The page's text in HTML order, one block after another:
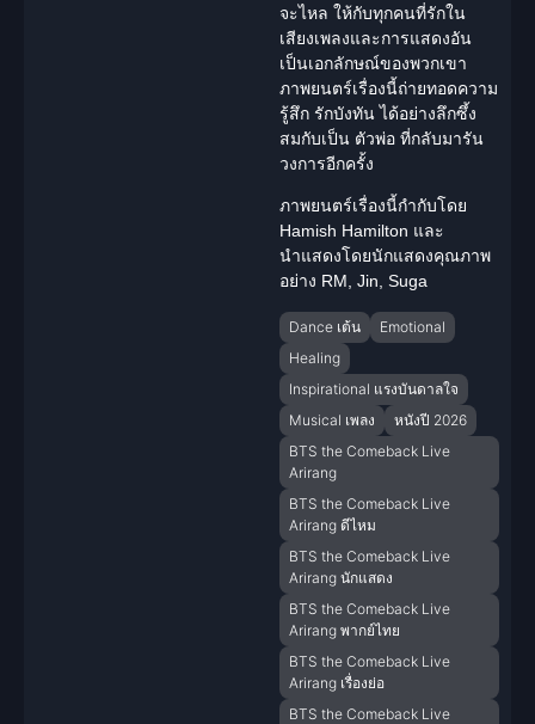
จะไหล ให้กับทุกคนที่รักใน
เสียงเพลงและการแสดงอัน
เป็นเอกลักษณ์ของพวกเขา
ภาพยนตร์เรื่องนี้ถ่ายทอดความ
รู้สึก รักบังทัน ได้อย่างลึกซึ้ง
สมกับเป็น ตัวพ่อ ที่กลับมารัน
วงการอีกครั้ง
ภาพยนตร์เรื่องนี้กำกับโดย
Hamish Hamilton และ
นำแสดงโดยนักแสดงคุณภาพ
อย่าง RM, Jin, Suga
Dance เต้น
Emotional
Healing
Inspirational แรงบันดาลใจ
Musical เพลง
หนังปี 2026
BTS the Comeback Live
Arirang
BTS the Comeback Live
Arirang ดีไหม
BTS the Comeback Live
Arirang นักแสดง
BTS the Comeback Live
Arirang พากย์ไทย
BTS the Comeback Live
Arirang เรื่องย่อ
BTS the Comeback Live